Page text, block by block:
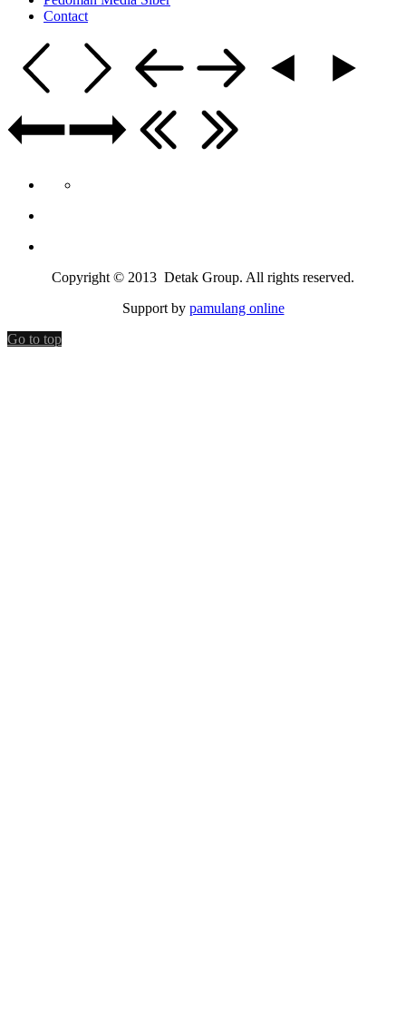
Contact
Copyright © 2013 Detak Group. All rights reserved.
Support by pamulang online
Go to top